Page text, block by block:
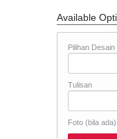
Available
Pilihan Desain
Tulisan
Foto (bila ada)